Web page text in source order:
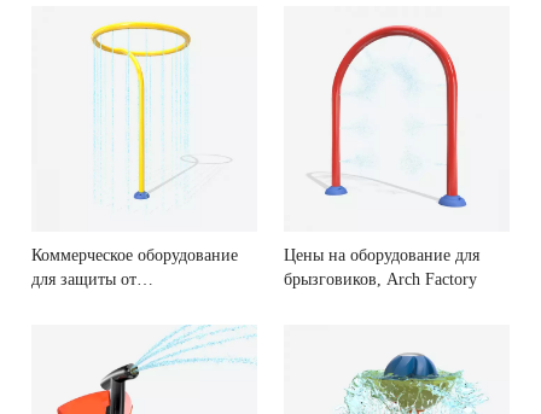
Коммерческое оборудование
для защиты от
оборудования для защиты от
Цены на оборудование для
брызговиков, Arch Factory